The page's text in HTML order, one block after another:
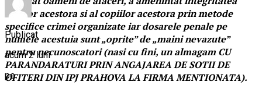
sotiilor acestora si al copiilor acestora prin metode
specifice crimei organizate iar dosarele penale pe
numele acestuia sunt „oprite” de „maini nevazute”
pentru necunoscatori (nasi cu fini, un almagam CU
PARANDARATURI PRIN ANGAJAREA DE SOTII DE
OFITERI DIN IPJ PRAHOVA LA FIRMA MENTIONATA).
Publicat
acum 2 luni
pe